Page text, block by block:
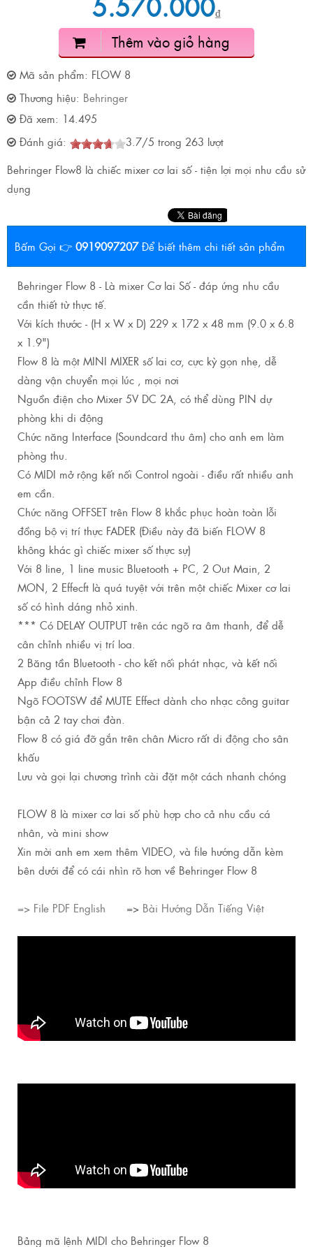
₫
Thêm vào giỏ hàng
Mã sản phẩm: FLOW 8
Thương hiệu: Behringer
Đã xem: 14.495
Đánh giá:
3.7/5 trong 263 lượt
Behringer Flow8 là chiếc mixer cơ lai số - tiện lợi mọi nhu cầu sử
dụng
Bấm Gọi 👉 0919097207 Để biết thêm chi tiết sản phẩm
Behringer Flow 8 - Là mixer Cơ lai Số - đáp ứng nhu cầu
cần thiết từ thực tế.
Với kích thước - (H x W x D) 229 x 172 x 48 mm (9.0 x 6.8
x 1.9")
Flow 8 là một MINI MIXER số lai cơ, cực kỳ gọn nhẹ, dễ
dàng vận chuyển mọi lúc , mọi nơi
Nguồn điện cho Mixer 5V DC 2A, có thể dùng PIN dự
phòng khi di động
Chức năng Interface (Soundcard thu âm) cho anh em làm
phòng thu.
Có MIDI mở rộng kết nối Control ngoài - điều rất nhiều anh
em cần.
Chức năng OFFSET trên Flow 8 khắc phục hoàn toàn lỗi
đồng bộ vị trí thực FADER (Điều này đã biến FLOW 8
không khác gì chiếc mixer số thực sự)
Với 8 line, 1 line music Bluetooth + PC, 2 Out Main, 2
MON, 2 Effecft là quá tuyệt với trên một chiếc Mixer cơ lai
số có hình dáng nhỏ xinh.
*** Có DELAY OUTPUT trên các ngõ ra âm thanh, để dễ
cân chỉnh nhiều vị trí loa.
2 Băng tần Bluetooth - cho kết nối phát nhạc, và kết nối
App điều chỉnh Flow 8
Ngõ FOOTSW để MUTE Effect dành cho nhạc công guitar
bận cả 2 tay chơi đàn.
Flow 8 có giá đỡ gắn trên chân Micro rất di động cho sân
khấu
Lưu và gọi lại chương trình cài đặt một cách nhanh chóng
FLOW 8 là mixer cơ lai số phù hợp cho cả nhu cầu cá
nhân, và mini show
Xin mời anh em xem thêm VIDEO, và file hướng dẫn kèm
bên dưới để có cái nhìn rõ hơn về Behringer Flow 8
=> File PDF English => Bài Hướng Dẫn Tiếng Việt
Bảng mã lệnh MIDI cho Behringer Flow 8